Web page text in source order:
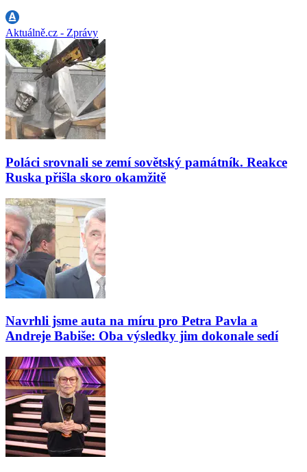
Aktuálně.cz - Zprávy
Poláci srovnali se zemí sovětský památník. Reakce
Ruska přišla skoro okamžitě
Navrhli jsme auta na míru pro Petra Pavla a
Andreje Babiše: Oba výsledky jim dokonale sedí